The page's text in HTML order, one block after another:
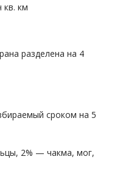
кв. км
разделена на 4
сроком на 5
2% — чакма, мог,